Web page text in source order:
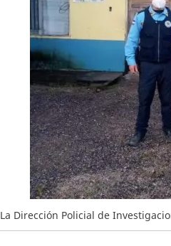
La Dirección Policial de